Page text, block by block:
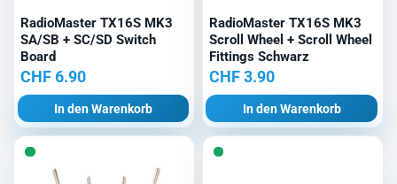
RadioMaster TX16S MK3
SA/SB + SC/SD Switch
Board
CHF6.90
In den Warenkorb
RadioMaster TX16S MK3
Scroll Wheel + Scroll Wheel
Fittings Schwarz
CHF3.90
In den Warenkorb